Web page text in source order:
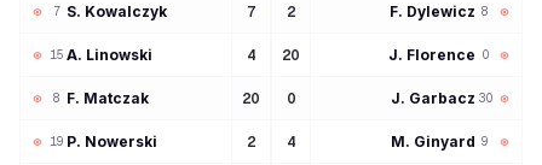
7 S Kowalczyk 7
15 A Linowski 4
8 F Matczak 20
19 P Nowerski 2
8
F Dylewicz
2
0
J Florence
20
30
J Garbacz
0
9
M Ginyard
4